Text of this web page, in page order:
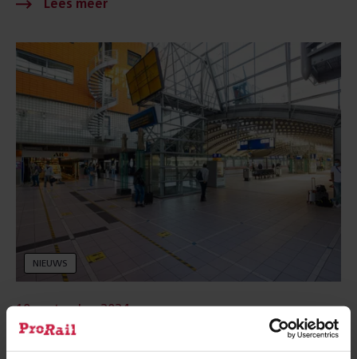
NIEUWS
Deze herfst nieuwe roltrappen op station
Amersfoort Centraal
10 september 2024